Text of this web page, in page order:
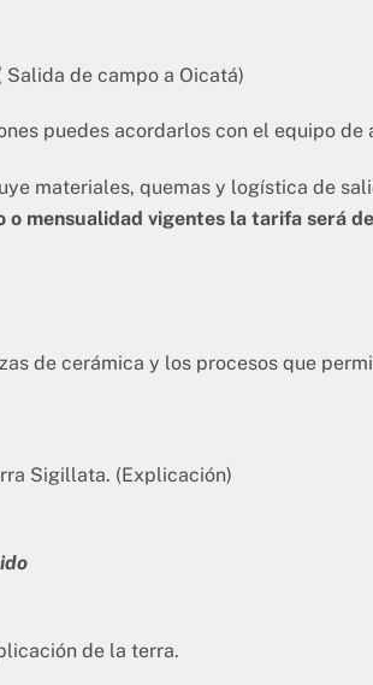
Salida de campo a Oicatá)
puedes acordarlos con el equipo
materiales, quemas y logística de
mensualidad vigentes la tarifa será
de cerámica y los procesos que
Sigillata. (Explicación)
de la terra.